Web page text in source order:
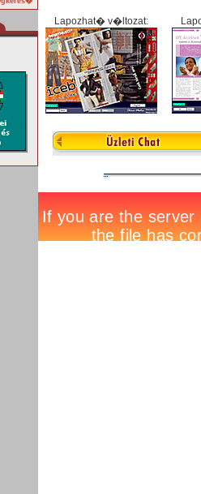
Lapozhat� v�ltozat: